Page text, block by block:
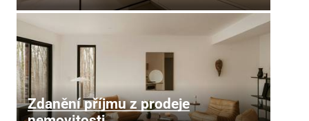
Zdanění příjmu z prodeje